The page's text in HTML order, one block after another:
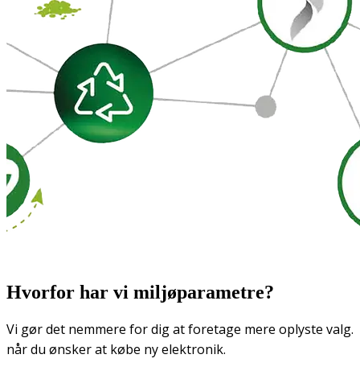
Hvorfor har vi miljøparametre?
Vi gør det nemmere for dig at foretage mere oplyste valg.
når du ønsker at købe ny elektronik.